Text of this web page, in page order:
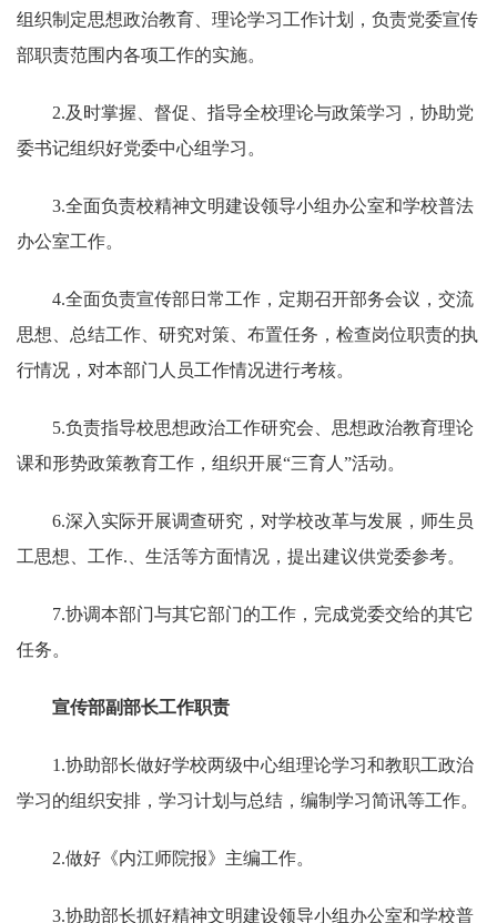
组织制定思想政治教育、理论学习工作计划，负责党委宣传
部职责范围内各项工作的实施。
2.及时掌握、督促、指导全校理论与政策学习，协助党
委书记组织好党委中心组学习。
3.全面负责校精神文明建设领导小组办公室和学校普法
办公室工作。
4.全面负责宣传部日常工作，定期召开部务会议，交流
思想、总结工作、研究对策、布置任务，检查岗位职责的执
行情况，对本部门人员工作情况进行考核。
5.负责指导校思想政治工作研究会、思想政治教育理论
课和形势政策教育工作，组织开展“三育人”活动。
6.深入实际开展调查研究，对学校改革与发展，师生员
工思想、工作.、生活等方面情况，提出建议供党委参考。
7.协调本部门与其它部门的工作，完成党委交给的其它
任务。
宣传部副部长工作职责
1.协助部长做好学校两级中心组理论学习和教职工政治
学习的组织安排，学习计划与总结，编制学习简讯等工作。
2.做好《内江师院报》主编工作。
3.协助部长抓好精神文明建设领导小组办公室和学校普